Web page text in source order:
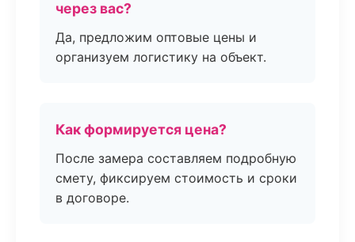
через вас?
Да, предложим оптовые цены и
организуем логистику на объект.
Как формируется цена?
После замера составляем подробную
смету, фиксируем стоимость и сроки
в договоре.